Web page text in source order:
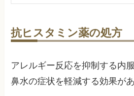
抗ヒスタミン薬の処方
アレルギー反応を抑制する内
鼻水の症状を軽減する効果があ